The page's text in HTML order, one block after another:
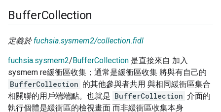
BufferCollection
定義於 fuchsia.sysmem2/collection.fidl
fuchsia.sysmem2/BufferCollection 是直接來自 加入
sysmem re緩衝區收集；通常是緩衝區收集 將與有自己的
BufferCollection 的其他參與者共用 與相同緩衝區集合
相關聯的用戶端端點。也就是 BufferCollection 介面的
執行個體是緩衝區的檢視畫面 而非緩衝區收集本身